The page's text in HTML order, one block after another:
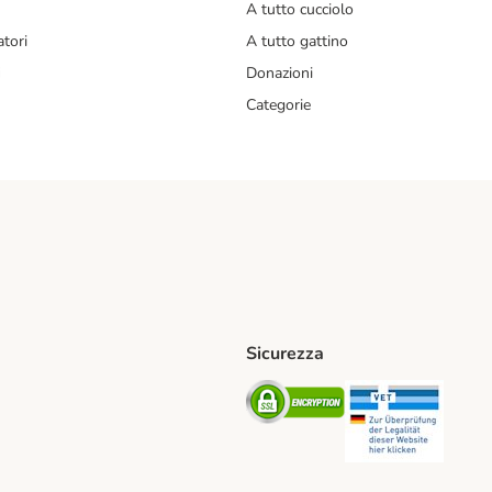
A tutto cucciolo
A tutto gattino
Donazioni
Categorie
Method
Shipping Method
Sicurezza
Security